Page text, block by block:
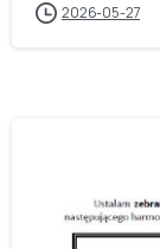
2026-05-27